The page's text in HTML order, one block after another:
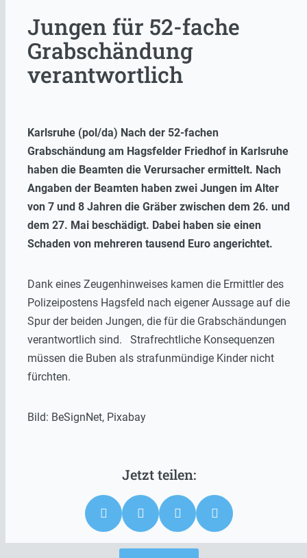
Jungen für 52-fache
Grabschändung
verantwortlich
Karlsruhe (pol/da) Nach der 52-fachen
Grabschändung am Hagsfelder Friedhof in Karlsruhe
haben die Beamten die Verursacher ermittelt. Nach
Angaben der Beamten haben zwei Jungen im Alter
von 7 und 8 Jahren die Gräber zwischen dem 26. und
dem 27. Mai beschädigt. Dabei haben sie einen
Schaden von mehreren tausend Euro angerichtet.
Dank eines Zeugenhinweises kamen die Ermittler des
Polizeipostens Hagsfeld nach eigener Aussage auf die
Spur der beiden Jungen, die für die Grabschändungen
verantwortlich sind. Strafrechtliche Konsequenzen
müssen die Buben als strafunmündige Kinder nicht
fürchten.
Bild: BeSignNet, Pixabay